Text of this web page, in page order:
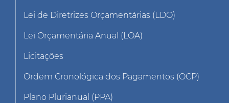
Lei de Diretrizes Orçamentárias (LDO)
Lei Orçamentária Anual (LOA)
Licitações
Ordem Cronológica dos Pagamentos (OCP)
Plano Plurianual (PPA)